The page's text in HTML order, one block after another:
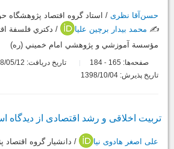
حسن‌آقا نظری / استاد گروه اقتصاد پژوهشگاه
✍️ محمد بیدار برچین علیا
/ دکتري فلسفة
مؤسسة آموزشي و پژوهشي امام خميني (ره)
صفحه‌ها: 165
-
تاریخ دریافت: 1398/05/12
تاریخ پذیرش: 1398/10/04
تربیت اخلاقی و رشد اقتصادی از دیدگاه
علی اصغر هادوی نیا
/ دانشیار گروه